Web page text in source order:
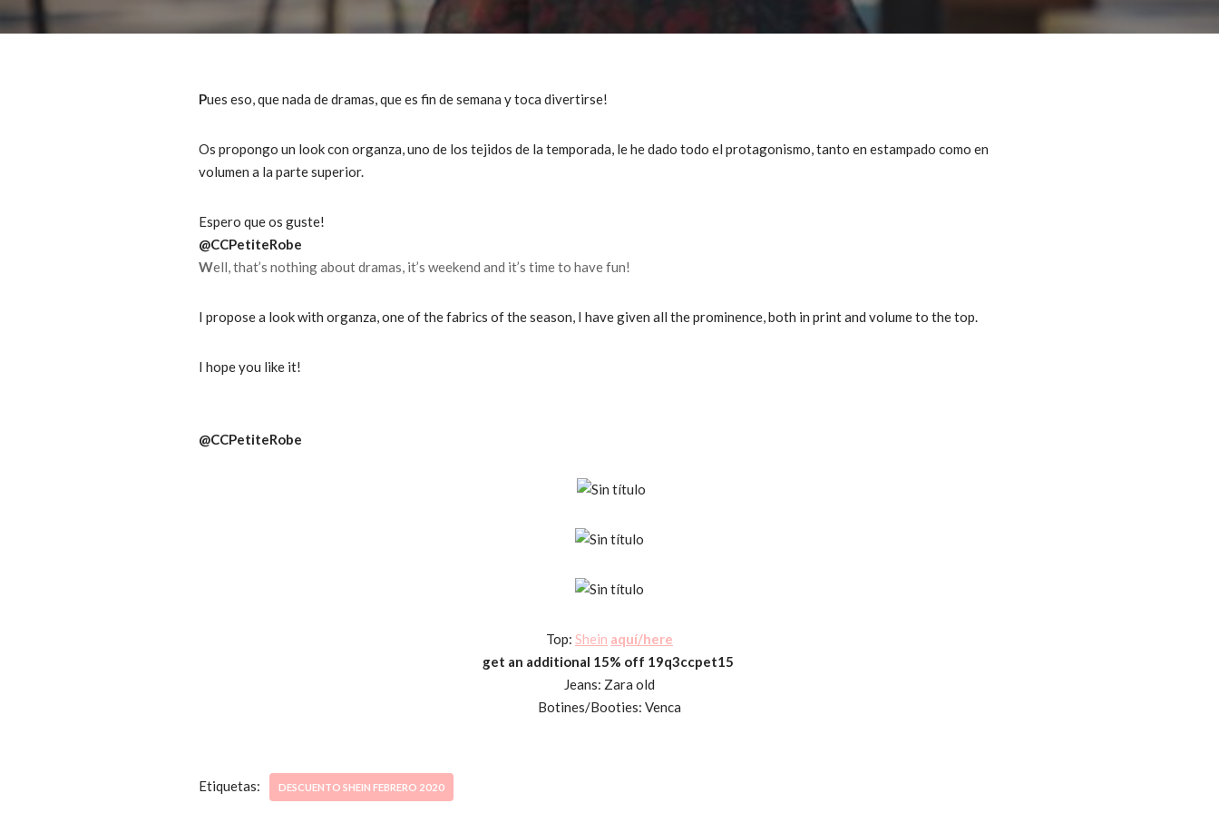
Pues eso, que nada de dramas, que es fin de semana y toca divertirse!
Os propongo un look con organza, uno de los tejidos de la temporada, le he dado todo el protagonismo, tanto en estampado como en
volumen a la parte superior.
Espero que os guste!
@CCPetiteRobe
Well, that’s nothing about dramas, it’s weekend and it’s time to have fun!
I propose a look with organza, one of the fabrics of the season, I have given all the prominence, both in print and volume to the top.
I hope you like it!
@CCPetiteRobe
Top: Shein aquí/here
get an additional 15% off 19q3ccpet15
Jeans: Zara old
Botines/Booties: Venca
Etiquetas: DESCUENTO SHEIN FEBRERO 2020